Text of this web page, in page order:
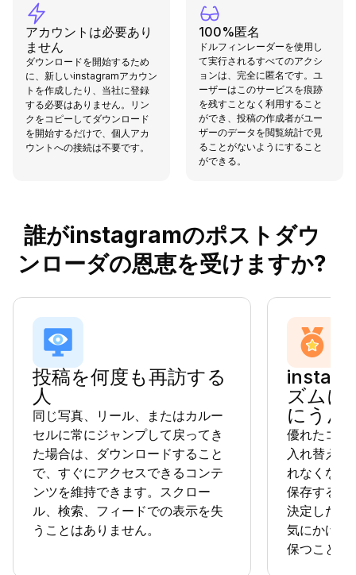
アカウントは必要あり
ません
ダウンロードを開始するため
に、新しいinstagramアカウン
トを作成したり、当社に登録
する必要はありません。リン
クをコピーしてダウンロード
を開始するだけで、個人アカ
ウントへの接続は不要です。
100%匿名
ドルフィンレーダーを使用し
て実行されるすべてのアクシ
ョンは、完全に匿名です。ユ
ーザーはこのサービスを痕跡
を残すことなく利用すること
ができ、投稿の作成者がユー
ザーのデータを閲覧統計で見
ることがないようにすること
ができる。
誰がinstagramのポストダウ
ンローダの恩恵を受けますか?
投稿を何度も再訪する
人
同じ写真、リール、またはカルー
セルに常にジャンプして戻ってき
た場合は、ダウンロードすること
で、すぐにアクセスできるコンテ
ンツを維持できます。スクロー
ル、検索、フィードでの表示を失
うことはありません。
ズムに
にうん
優れたコン
入れ替えら
れなくなっ
保存するこ
決定した場
気にかけて
保つことが